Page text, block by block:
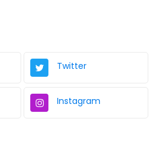
Twitter
Instagram